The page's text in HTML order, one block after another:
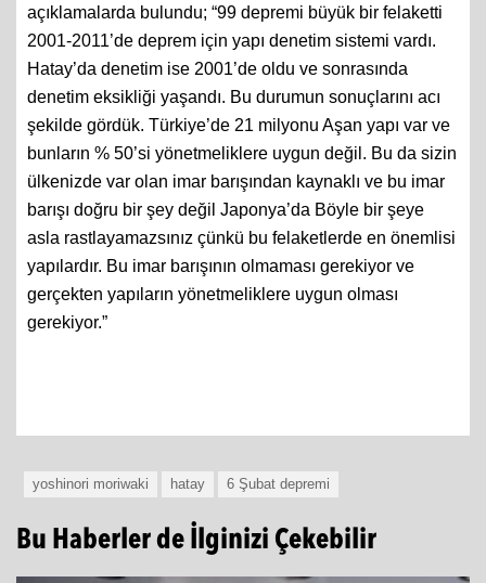
açıklamalarda bulundu; “99 depremi büyük bir felaketti
2001-2011’de deprem için yapı denetim sistemi vardı.
Hatay’da denetim ise 2001’de oldu ve sonrasında
denetim eksikliği yaşandı. Bu durumun sonuçlarını acı
şekilde gördük. Türkiye’de 21 milyonu Aşan yapı var ve
bunların % 50’si yönetmeliklere uygun değil. Bu da sizin
ülkenizde var olan imar barışından kaynaklı ve bu imar
barışı doğru bir şey değil Japonya’da Böyle bir şeye
asla rastlayamazsınız çünkü bu felaketlerde en önemlisi
yapılardır. Bu imar barışının olmaması gerekiyor ve
gerçekten yapıların yönetmeliklere uygun olması
gerekiyor.”
yoshinori moriwaki hatay 6 Şubat depremi
Bu Haberler de İlginizi Çekebilir